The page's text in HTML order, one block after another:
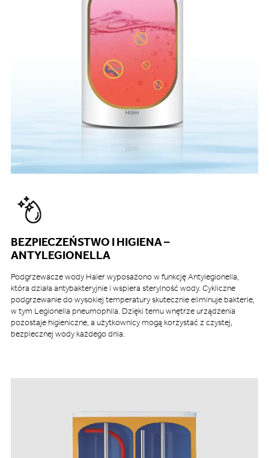
BEZPIECZEŃSTWO I HIGIENA –
ANTYLEGIONELLA
Podgrzewacze wody Haier wyposażono w funkcję Antylegionella,
która działa antybakteryjnie i wspiera sterylność wody. Cykliczne
podgrzewanie do wysokiej temperatury skutecznie eliminuje bakterie,
w tym Legionella pneumophila. Dzięki temu wnętrze urządzenia
pozostaje higieniczne, a użytkownicy mogą korzystać z czystej,
bezpiecznej wody każdego dnia.